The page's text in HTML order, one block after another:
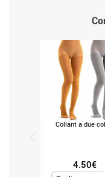
Collant a due
4.50€